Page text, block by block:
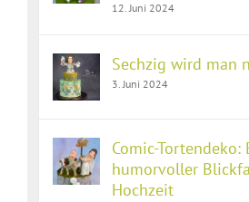
12. Juni 2024
Sechzig wird man
3. Juni 2024
Comic-Tortendeko:
humorvoller
Hochzeit